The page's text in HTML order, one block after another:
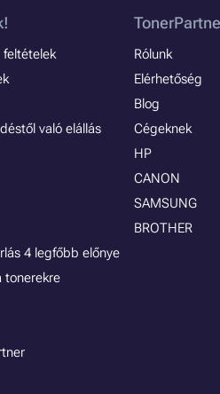
feltételek
való elállás
4 legfőbb előnye
tonerekre
Rólunk
Elérhetőség
Blog
Cégeknek
HP
CANON
SAMSUNG
BROTHER